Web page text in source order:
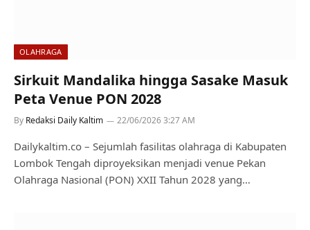
OLAHRAGA
Sirkuit Mandalika hingga Sasake Masuk
Peta Venue PON 2028
By Redaksi Daily Kaltim 22/06/2026 3:27 AM
Dailykaltim.co – Sejumlah fasilitas olahraga di Kabupaten
Lombok Tengah diproyeksikan menjadi venue Pekan
Olahraga Nasional (PON) XXII Tahun 2028 yang…